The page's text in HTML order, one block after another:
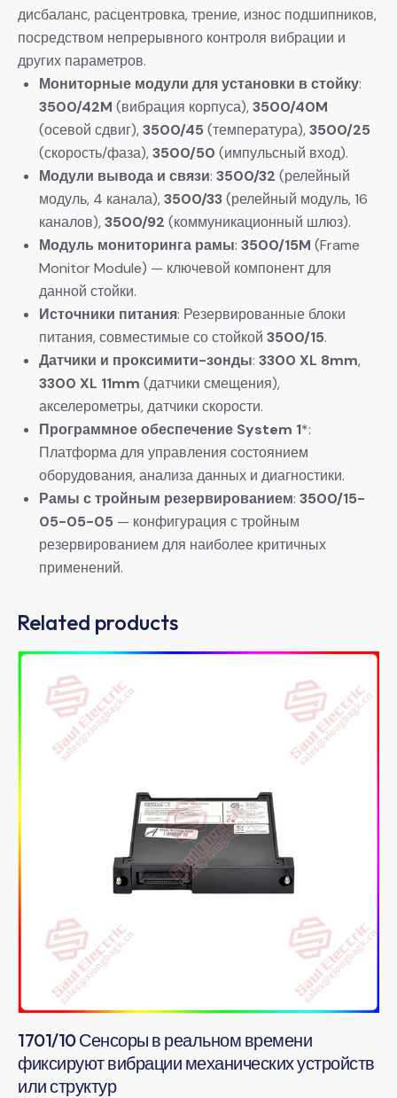
дисбаланс, расцентровка, трение, износ подшипников,
посредством непрерывного контроля вибрации и
других параметров.
Мониторные модули для установки в стойку:
3500/42M ​ (вибрация корпуса), 3500/40M
(осевой сдвиг), 3500/45 ​ (температура), 3500/25
(скорость/фаза), 3500/50 ​ (импульсный вход).
Модули вывода и связи: 3500/32 ​ (релейный
модуль, 4 канала), 3500/33​ (релейный модуль, 16
каналов), 3500/92 ​ (коммуникационный шлюз).
Модуль мониторинга рамы: 3500/15M ​ (Frame
Monitor Module) — ключевой компонент для
данной стойки.
Источники питания: Резервированные блоки
питания, совместимые со стойкой 3500/15.
Датчики и проксимити-зонды: 3300 XL 8mm,
3300 XL 11mm ​ (датчики смещения),
акселерометры, датчики скорости.
Программное обеспечение System 1*:
Платформа для управления состоянием
оборудования, анализа данных и диагностики.
Рамы с тройным резервированием: 3500/15-
05-05-05 ​ — конфигурация с тройным
резервированием для наиболее критичных
применений.
Related products
1701/10 Сенсоры в реальном времени
фиксируют вибрации механических устройств
или структур